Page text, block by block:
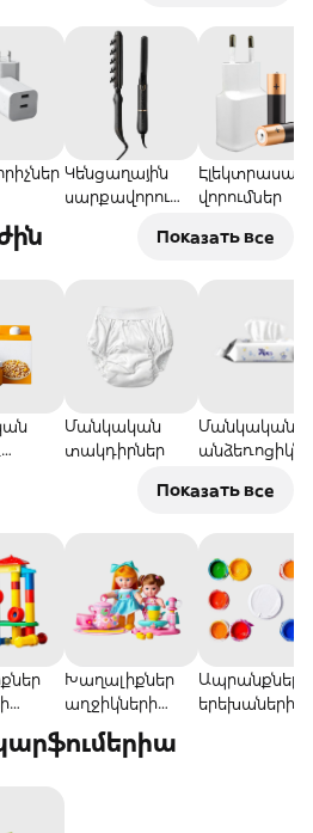
Կենցաղային
սարքավորումն
վորումներ
Показать все
Մանկական
տակդիրներ
Մանկական
Показать все
Խաղալիքներ
աղջիկների
Ապրանքներ
երեխաների